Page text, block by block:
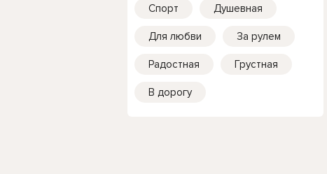
Спорт Душевная
Для любви За рулем
Радостная Грустная
В дорогу